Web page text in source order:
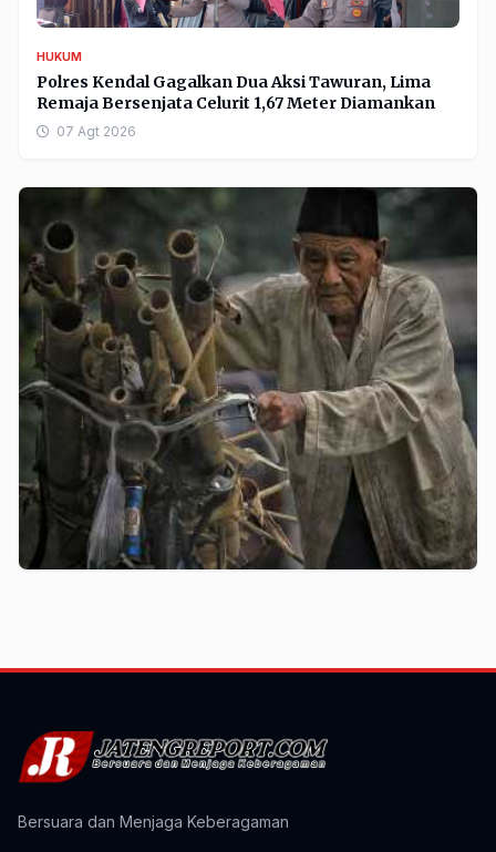
HUKUM
Polres Kendal Gagalkan Dua Aksi Tawuran, Lima
Remaja Bersenjata Celurit 1,67 Meter Diamankan
07 Agt 2026
Bersuara dan Menjaga Keberagaman